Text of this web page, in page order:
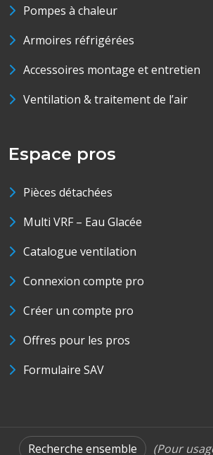
Pompes à chaleur
Armoires réfrigérées
Accessoires montage et entretien
Ventilation & traitement de l’air
Espace pros
Pièces détachées
Multi VRF – Eau Glacée
Catalogue ventilation
Connexion compte pro
Créer un compte pro
Offres pour les pros
Formulaire SAV
Recherche ensemble (Pour